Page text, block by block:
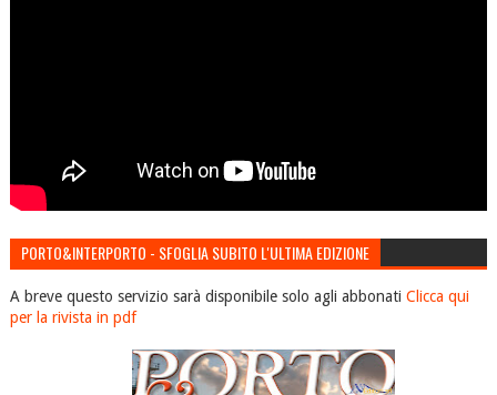
PORTO&INTERPORTO - SFOGLIA SUBITO L'ULTIMA EDIZIONE
A breve questo servizio sarà disponibile solo agli abbonati Clicca qui
per la rivista in pdf